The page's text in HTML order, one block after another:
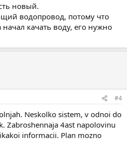
новый.
водопровод, потому что
начал качать воду, его нужно
#4
Neskolko sistem, v odnoi do
Zabroshennaja 4ast napolovinu
informacii. Plan mozno